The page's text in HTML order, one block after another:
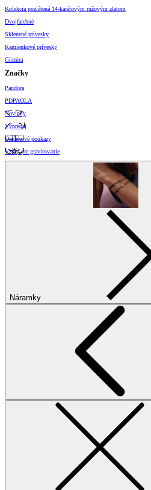
Kolekcia pozlátená 14-karátovým ružovým zlatom
Dvojfarebné
Sklenené prívesky
Kamienkové prívesky
Glazúra
Značky
Pandora
PDPAOLA
Novinky
Výpredaj
Darčekové poukazy
Vzory pre gravírovanie
Náramky